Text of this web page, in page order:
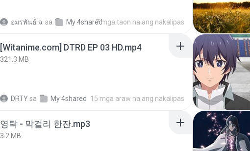
อมรพันธ์ จ. sa My 4shared7 mga taon na ang nakalipas
[Witanime.com] DTRD EP 03 HD.mp4
321.3 MB
DRTYsa My 4shared 15 mga araw na ang nakalipas
영탁 - 막걸리 한잔.mp3
3.2 MB